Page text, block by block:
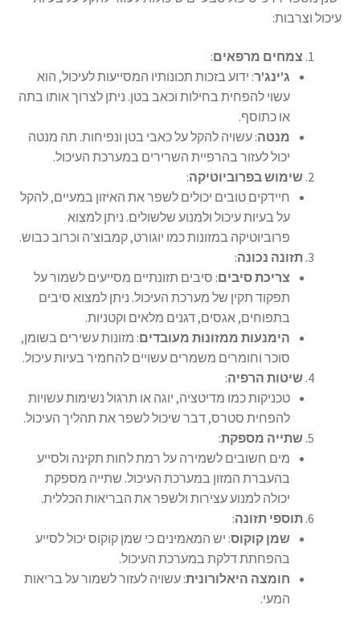
עיכול וצרבות:
צמחים מרפאים:
ג'ינג'ר: ידוע בזכות תכונותיו המסייעות לעיכול, הוא
עשוי להפחית בחילות וכאב בטן. ניתן לצרוך אותו בתה
או כתוסף.
מנטה: עשויה להקל על כאבי בטן ונפיחות. תה מנטה
יכול לעזור בהרפיית השרירים במערכת העיכול.
שימוש בפרוביוטיקה:
חיידקים טובים יכולים לשפר את האיזון במעיים, להקל
על בעיות עיכול ולמנוע שלשולים. ניתן למצוא
פרוביוטיקה במזונות כמו יוגורט, קמבוצ'ה וכרוב כבוש.
תזונה נכונה:
צריכת סיבים: סיבים תזונתיים מסייעים לשמור על
תפקוד תקין של מערכת העיכול. ניתן למצוא סיבים
בתפוחים, אגסים, דגנים מלאים וקטניות.
הימנעות ממזונות מעובדים: מזונות עשירים בשומן,
סוכר וחומרים משמרים עשויים להחמיר בעיות עיכול.
שיטות הרפיה:
טכניקות כמו מדיטציה, יוגה או תרגול נשימות עשויות
להפחית סטרס, דבר שיכול לשפר את תהליך העיכול.
שתייה מספקת:
מים חשובים לשמירה על רמת לחות תקינה ולסייע
בהעברת המזון במערכת העיכול. שתייה מספקת
יכולה למנוע עצירות ולשפר את הבריאות הכללית.
תוספי תזונה:
שמן קוקוס: יש המאמינים כי שמן קוקוס יכול לסייע
בהפחתת דלקת במערכת העיכול.
חומצה היאלורונית: עשויה לעזור לשמור על בריאות
המעי.